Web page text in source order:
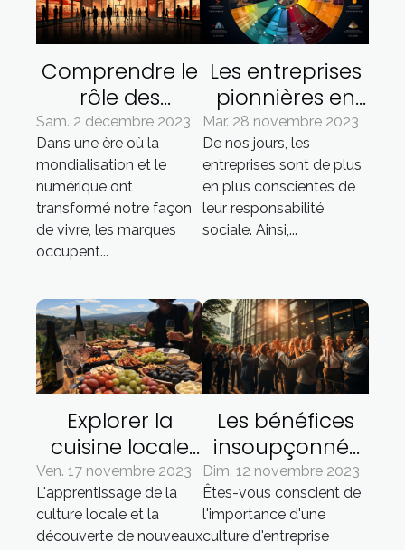
Comprendre le
rôle des
marques dans
la société
contemporaine
Sam. 2 décembre 2023
Dans une ère où la
mondialisation et le
numérique ont
transformé notre façon
de vivre, les marques
occupent...
Les entreprises
pionnières en
matière de
responsabilité
sociale
Mar. 28 novembre 2023
De nos jours, les
entreprises sont de plus
en plus conscientes de
leur responsabilité
sociale. Ainsi,...
Explorer la
cuisine locale
lors d'un
séminaire en
Corse
Ven. 17 novembre 2023
L'apprentissage de la
culture locale et la
découverte de nouveaux
Les bénéfices
insoupçonnés
d'une excellente
culture
d'entreprise
Dim. 12 novembre 2023
Êtes-vous conscient de
l'importance d'une
culture d'entreprise